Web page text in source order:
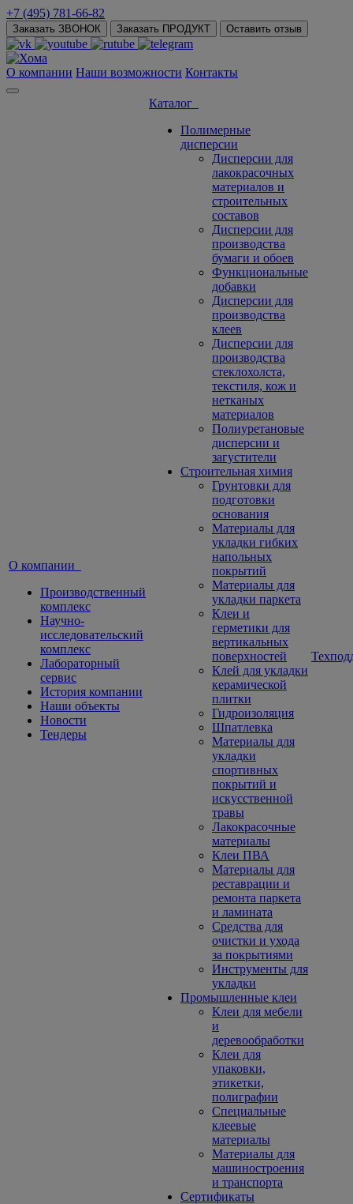
+7 (495) 781-66-82
Заказать ЗВОНОК Заказать ПРОДУКТ Оставить отзыв
О компании Наши возможности Контакты
О компании
Производственный
комплекс
Научно-
исследовательский
комплекс
Лабораторный
сервис
История компании
Наши объекты
Новости
Тендеры
Каталог
Полимерные
дисперсии
Дисперсии для
лакокрасочных
материалов и
строительных
составов
Дисперсии для
производства
бумаги и обоев
Функциональные
добавки
Дисперсии для
производства
клеев
Дисперсии для
производства
стеклохолста,
текстиля, кож и
нетканых
материалов
Полиуретановые
дисперсии и
загустители
Строительная химия
Грунтовки для
подготовки
основания
Материалы для
укладки гибких
напольных
покрытий
Материалы для
укладки паркета
Клеи и
герметики для
вертикальных
поверхностей
Клей для укладки
керамической
плитки
Гидроизоляция
Шпатлевка
Материалы для
укладки
спортивных
покрытий и
искусственной
травы
Лакокрасочные
материалы
Клеи ПВА
Материалы для
реставрации и
ремонта паркета
и ламината
Средства для
очистки и ухода
за покрытиями
Инструменты для
укладки
Промышленные клеи
Клеи для мебели
и
деревообработки
Клеи для
упаковки,
этикетки,
полиграфии
Специальные
клеевые
материалы
Материалы для
машиностроения
и транспорта
Сертификаты